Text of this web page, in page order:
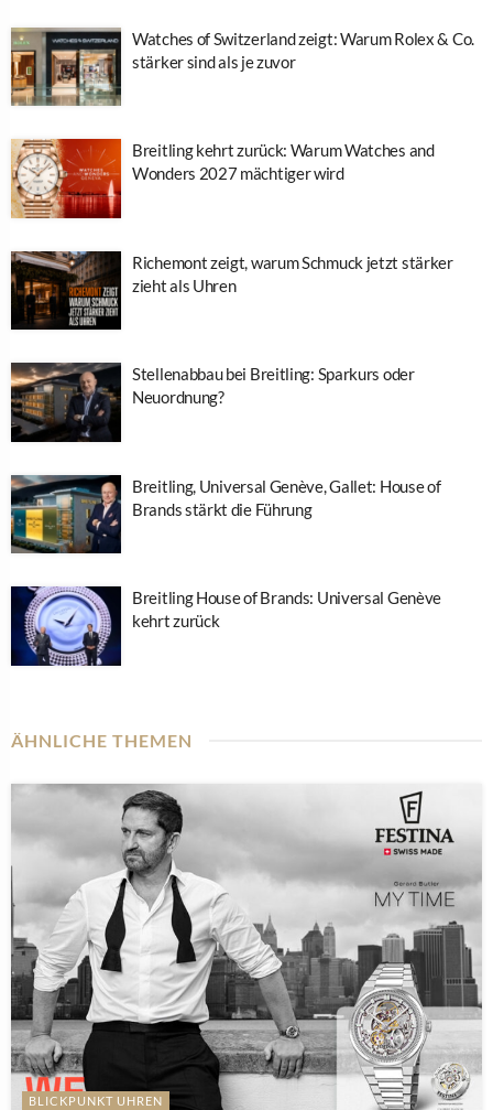
Watches of Switzerland zeigt: Warum Rolex & Co.
stärker sind als je zuvor
Breitling kehrt zurück: Warum Watches and
Wonders 2027 mächtiger wird
Richemont zeigt, warum Schmuck jetzt stärker
zieht als Uhren
Stellenabbau bei Breitling: Sparkurs oder
Neuordnung?
Breitling, Universal Genève, Gallet: House of
Brands stärkt die Führung
Breitling House of Brands: Universal Genève
kehrt zurück
ÄHNLICHE THEMEN
BLICKPUNKT UHREN